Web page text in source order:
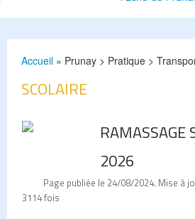
Accueil » Prunay > Pratique >
SCOLAIRE
RAMASSAGE
2026
Page publiée le 24/08/2024. Mise à
3114 fois